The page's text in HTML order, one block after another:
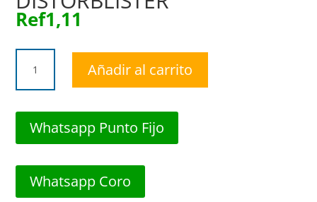
Ref1,11
AUTOTAL.
12X3/4"
DISTORBLISTER
cantidad
Añadir al carrito
Whatsapp Punto Fijo
Whatsapp Coro